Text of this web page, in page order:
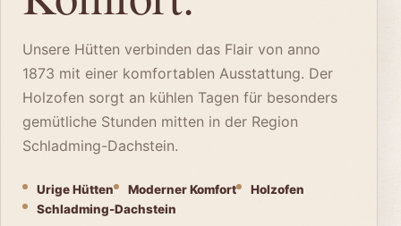
Unsere Hütten verbinden das Flair von anno
1873 mit einer komfortablen Ausstattung. Der
Holzofen sorgt an kühlen Tagen für besonders
gemütliche Stunden mitten in der Region
Schladming-Dachstein.
Urige Hütten Moderner Komfort
Holzofen
Schladming-Dachstein